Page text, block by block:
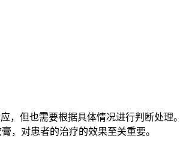
，但也需要根据具体情况进行判断处理
，对患者的治疗的效果至关重要。